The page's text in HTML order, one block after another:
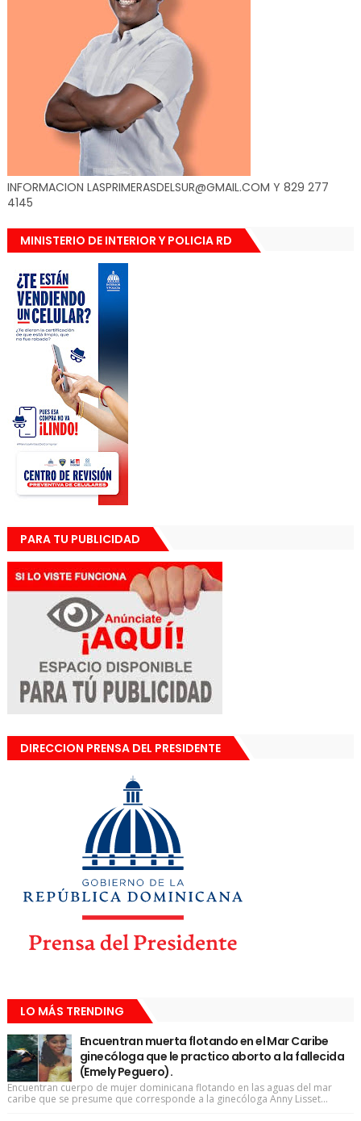
INFORMACION LASPRIMERASDELSUR@GMAIL.COM Y 829 277
4145
MINISTERIO DE INTERIOR Y POLICIA RD
PARA TU PUBLICIDAD
DIRECCION PRENSA DEL PRESIDENTE
LO MÁS TRENDING
Encuentran muerta flotando en el Mar Caribe
ginecóloga que le practico aborto a la fallecida
(Emely Peguero).
Encuentran cuerpo de mujer dominicana flotando en las aguas del mar
caribe que se presume que corresponde a la ginecóloga Anny Lisset...